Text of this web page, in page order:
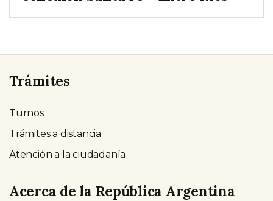
Trámites
Turnos
Trámites a distancia
Atención a la ciudadanía
Acerca de la República Argentina